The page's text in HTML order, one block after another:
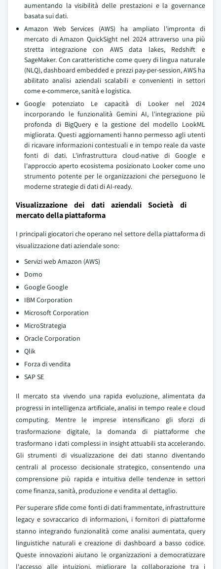
aumentando la visibilità delle prestazioni e la governance
basata sui dati.
Amazon Web Services (AWS) ha ampliato l'impronta di
mercato di Amazon QuickSight nel 2024 attraverso una più
stretta integrazione con AWS data lakes, Redshift e
SageMaker. Con caratteristiche come query di lingua naturale
(NLQ), dashboard embedded e prezzi pay-per-session, AWS ha
abilitato analisi aziendali scalabili e convenienti in settori
come e-commerce, sanità e logistica.
Google potenziato Le capacità di Looker nel 2024
incorporando le funzionalità Gemini AI, l'integrazione più
profonda di BigQuery e la gestione del modello LookML
migliorata. Questi aggiornamenti hanno permesso agli utenti
di ricavare informazioni contestuali e in tempo reale da vaste
fonti di dati. L'infrastruttura cloud-native di Google e
l'approccio aperto ecosistema posizionato Looker come uno
strumento potente per le organizzazioni che perseguono le
moderne strategie di dati di AI-ready.
Visualizzazione dei dati aziendali Società di
mercato della piattaforma
I principali giocatori che operano nel settore della piattaforma di
visualizzazione dati aziendale sono:
Servizi web Amazon (AWS)
Domo
Google Google
IBM Corporation
Microsoft Corporation
MicroStrategia
Oracle Corporation
Qlik
Forza di vendita
SAP SE
Il mercato sta vivendo una rapida evoluzione, alimentata da
progressi in intelligenza artificiale, analisi in tempo reale e cloud
computing. Mentre le imprese intensificano gli sforzi di
trasformazione digitale, la domanda di piattaforme che
trasformano i dati complessi in insight attuabili sta accelerando.
Gli strumenti di visualizzazione dei dati stanno diventando
centrali al processo decisionale strategico, consentendo una
comprensione più rapida e intuitiva delle tendenze in settori
come finanza, sanità, produzione e vendita al dettaglio.
Per superare sfide come fonti di dati frammentate, infrastrutture
legacy e sovraccarico di informazioni, i fornitori di piattaforme
stanno integrando funzionalità come analisi aumentata, query
linguistiche naturali e creazione di dashboard a basso codice.
Queste innovazioni aiutano le organizzazioni a democratizzare
l'accesso alle intuizioni, migliorare la collaborazione tra i